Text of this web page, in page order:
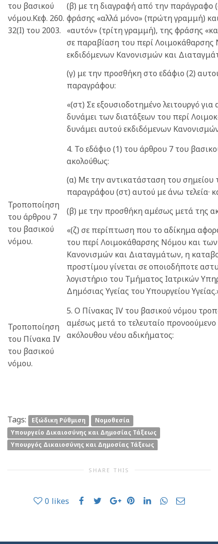
του βασικού
νόμου.Κεφ. 260.
32(Ι) του 2003.
(β) με τη διαγραφή από την παράγραφο
φράσης «αλλά μόνο» (πρώτη γραμμή)
«αυτόν» (τρίτη γραμμή), της φράσης
σε παραβίαση του περί
εκδιδόμενων Κανονισμών και
(γ) με την προσθήκη στο εδάφιο (2)
παραγράφου:
«(στ) Σε εξουσιοδοτημένο λειτουργό
δυνάμει των διατάξεων του περί
δυνάμει αυτού εκδιδόμενων
Τροποποίηση
του άρθρου 7
του βασικού
νόμου.
4. Το εδάφιο (1) του άρθρου 7 του
ακολούθως:
(α) Με την αντικατάσταση του σημείου
παραγράφου (στ) αυτού με άνω τελεία·
(β) με την προσθήκη αμέσως μετά της
«(ζ) σε περίπτωση που το αδίκημα
του περί Λοιμοκάθαρσης Νόμου και
Κανονισμών και Διαταγμάτων, η
προστίμου γίνεται σε οποιοδήποτε
λογιστήριο του Τμήματος Ιατρικών
Δημόσιας Υγείας του Υπουργείου
Τροποποίηση
του Πίνακα IV
του βασικού
νόμου.
5. Ο Πίνακας IV του βασικού νόμου
αμέσως μετά το τελευταίο
ακόλουθου νέου αδικήματος:
Tags: Εξώδικη Ρύθμιση
Νομοθεσία
Υπουργείο Δικαιοσύνης και Δημοσίας Τάξεως
Υπουργός Δικαιοσύνης και Δημοσίας Τάξεως
SHARE THIS
0 likes